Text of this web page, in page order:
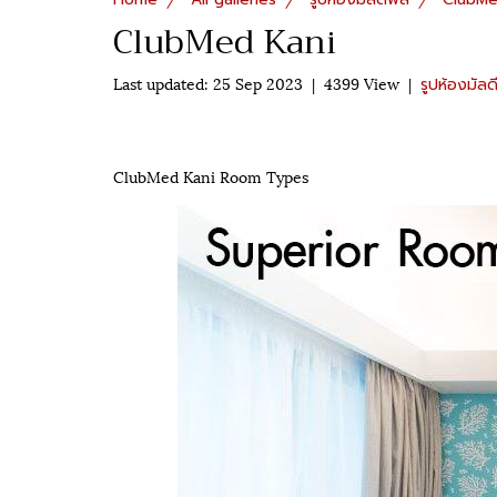
ClubMed Kani
Last updated: 25 Sep 2023 | 4399 View | รูปห้องมัล
ClubMed Kani Room Types